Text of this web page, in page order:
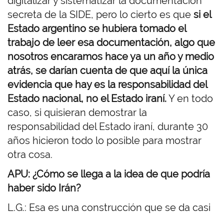
secreta de la SIDE, pero lo cierto es que si el
Estado argentino se hubiera tomado el
trabajo de leer esa documentación, algo que
nosotros encaramos hace ya un año y medio
atrás, se darían cuenta de que aquí la única
evidencia que hay es la responsabilidad del
Estado nacional, no el Estado iraní.Y en todo
caso, si quisieran demostrar la
responsabilidad del Estado iraní, durante 30
años hicieron todo lo posible para mostrar
otra cosa.
APU: ¿Cómo se llega a la idea de que podría
haber sido Irán?
L.G.: Esa es una construcción que se da casi